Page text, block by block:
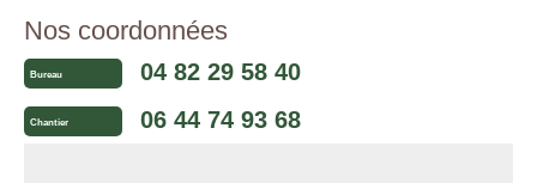
Nos coordonnées
Bureau 04 82 29 58 40
Chantier 06 44 74 93 68